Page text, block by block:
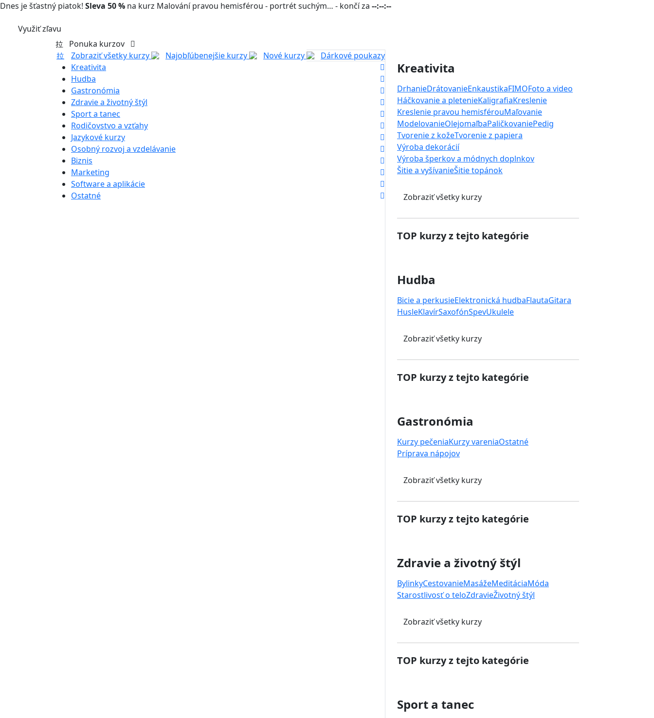
Dnes je šťastný piatok! Sleva 50 % na kurz Malování pravou hemisférou - portrét suchým… - končí za --:--:--
Využiť zľavu
Ponuka kurzov
Zobraziť všetky kurzy
Najobľúbenejšie kurzy Nové kurzy
Dárkové poukazy
Kreativita
Hudba
Gastronómia
Zdravie a životný štýl
Sport a tanec
Rodičovstvo a vzťahy
Jazykové kurzy
Osobný rozvoj a vzdelávanie
Biznis
Marketing
Software a aplikácie
Ostatné
Kreativita
DrhanieDrátovanieEnkaustikaFIMOFoto a video
Háčkovanie a pletenieKaligrafiaKreslenie
Kreslenie pravou hemisférouMaľovanie
ModelovanieOlejomaľbaPaličkovaniePedig
Tvorenie z kožeTvorenie z papiera
Výroba dekorácií
Výroba šperkov a módnych doplnkov
Šitie a vyšívanieŠitie topánok
Zobraziť všetky kurzy
TOP kurzy z tejto kategórie
Hudba
Bicie a perkusieElektronická hudbaFlautaGitara
HusleKlavírSaxofónSpevUkulele
Zobraziť všetky kurzy
TOP kurzy z tejto kategórie
Gastronómia
Kurzy pečeniaKurzy vareniaOstatné
Príprava nápojov
Zobraziť všetky kurzy
TOP kurzy z tejto kategórie
Zdravie a životný štýl
BylinkyCestovanieMasážeMeditáciaMóda
Starostlivosť o teloZdravieŽivotný štýl
Zobraziť všetky kurzy
TOP kurzy z tejto kategórie
Sport a tanec